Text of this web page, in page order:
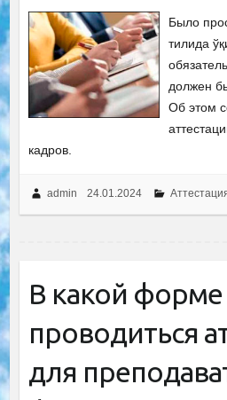
Было
тилида
должен
Об этом
кадров.
admin 24.01.2024
В какой форме
проводиться
для